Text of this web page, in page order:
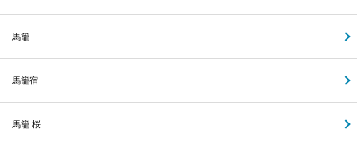
馬籠
馬籠宿
馬籠 桜